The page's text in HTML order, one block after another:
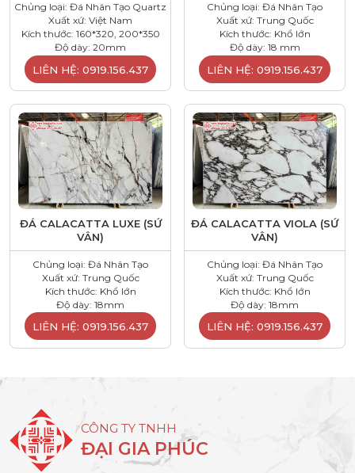
Chủng loại: Đá Nhân Tạo Quartz
Xuất xứ: Việt Nam
Kích thước: 160*320, 200*350
Độ dày: 20mm
LIÊN HỆ: 0919.156.437
Chủng loại: Đá Nhân Tạo
Xuất xứ: Trung Quốc
Kích thước: Khổ lớn
Độ dày: 18 mm
LIÊN HỆ: 0919.156.437
ĐÁ CALACATTA LUXE (SỨ
VÂN)
Chủng loại: Đá Nhân Tạo
Xuất xứ: Trung Quốc
Kích thước: Khổ lớn
Độ dày: 18mm
LIÊN HỆ: 0919.156.437
ĐÁ CALACATTA VIOLA (SỨ
VÂN)
Chủng loại: Đá Nhân Tạo
Xuất xứ: Trung Quốc
Kích thước: Khổ lớn
Độ dày: 18mm
LIÊN HỆ: 0919.156.437
CÔNG TY TNHH
ĐẠI GIA PHÚC